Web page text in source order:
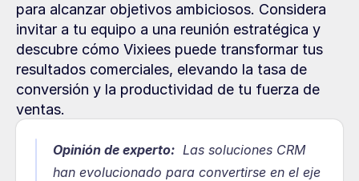
para alcanzar objetivos ambiciosos. Considera
invitar a tu equipo a una reunión estratégica y
descubre cómo Vixiees puede transformar tus
resultados comerciales, elevando la tasa de
conversión y la productividad de tu fuerza de
ventas.
Opinión de experto: Las soluciones CRM
han evolucionado para convertirse en el eje